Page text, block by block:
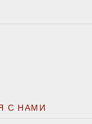
С НАМИ